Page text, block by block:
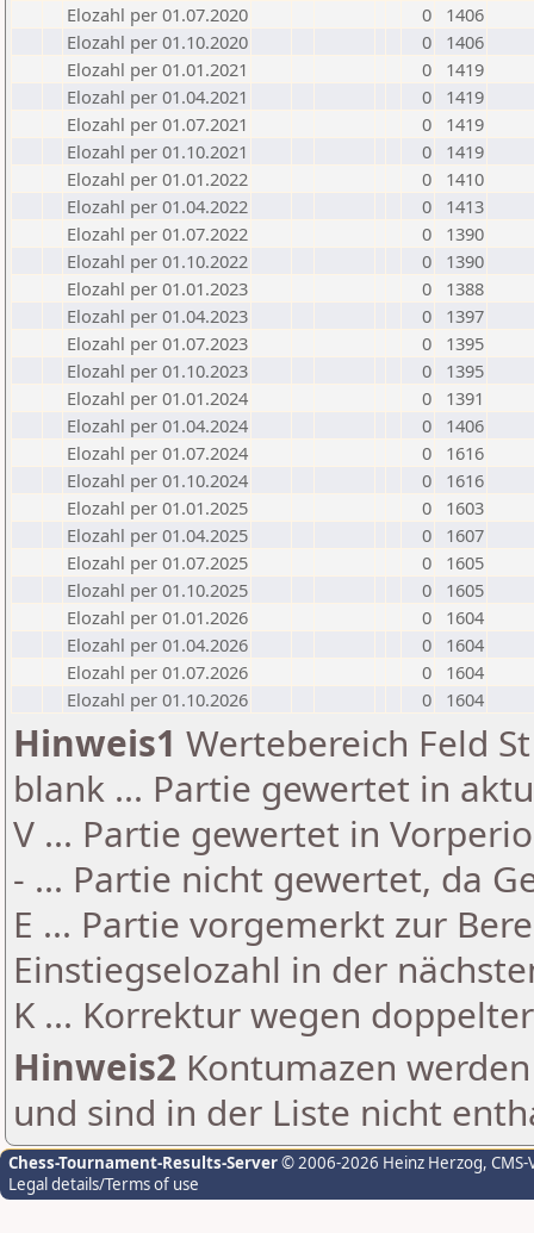
Elozahl per 01.07.2020
0
1406
Elozahl per 01.10.2020
0
1406
Elozahl per 01.01.2021
0
1419
Elozahl per 01.04.2021
0
1419
Elozahl per 01.07.2021
0
1419
Elozahl per 01.10.2021
0
1419
Elozahl per 01.01.2022
0
1410
Elozahl per 01.04.2022
0
1413
Elozahl per 01.07.2022
0
1390
Elozahl per 01.10.2022
0
1390
Elozahl per 01.01.2023
0
1388
Elozahl per 01.04.2023
0
1397
Elozahl per 01.07.2023
0
1395
Elozahl per 01.10.2023
0
1395
Elozahl per 01.01.2024
0
1391
Elozahl per 01.04.2024
0
1406
Elozahl per 01.07.2024
0
1616
Elozahl per 01.10.2024
0
1616
Elozahl per 01.01.2025
0
1603
Elozahl per 01.04.2025
0
1607
Elozahl per 01.07.2025
0
1605
Elozahl per 01.10.2025
0
1605
Elozahl per 01.01.2026
0
1604
Elozahl per 01.04.2026
0
1604
Elozahl per 01.07.2026
0
1604
Elozahl per 01.10.2026
0 1604
Hinweis1 Wertebereich Feld
blank ... Partie gewertet in
V ... Partie gewertet in
- ... Partie nicht gewertet, da
E ... Partie vorgemerkt zur
Einstiegselozahl in der
K ... Korrektur wegen
Hinweis2 Kontumazen
und sind in der Liste nicht
Chess-Tournament-Results-Server© 2006-2026 Heinz Herzog,
Legal details/Terms of use